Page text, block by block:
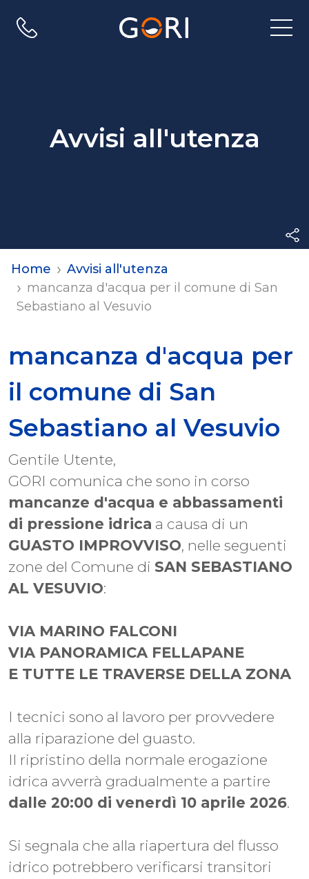
Apri
Avvisi all'utenza
Home
Avvisi all'utenza
mancanza d'acqua per il comune di San
Sebastiano al Vesuvio
mancanza d'acqua per
il comune di San
Sebastiano al Vesuvio
Gentile Utente,
GORI comunica che sono in corso
mancanze d'acqua e abbassamenti
di pressione idrica a causa di un
GUASTO IMPROVVISO, nelle seguenti
zone del Comune di SAN SEBASTIANO
AL VESUVIO:
VIA MARINO FALCONI
VIA PANORAMICA FELLAPANE
E TUTTE LE TRAVERSE DELLA ZONA
I tecnici sono al lavoro per provvedere
alla riparazione del guasto.
Il ripristino della normale erogazione
idrica avverrà gradualmente a partire
dalle 20:00 di venerdì 10 aprile 2026.
Si segnala che alla riapertura del flusso
idrico potrebbero verificarsi transitori